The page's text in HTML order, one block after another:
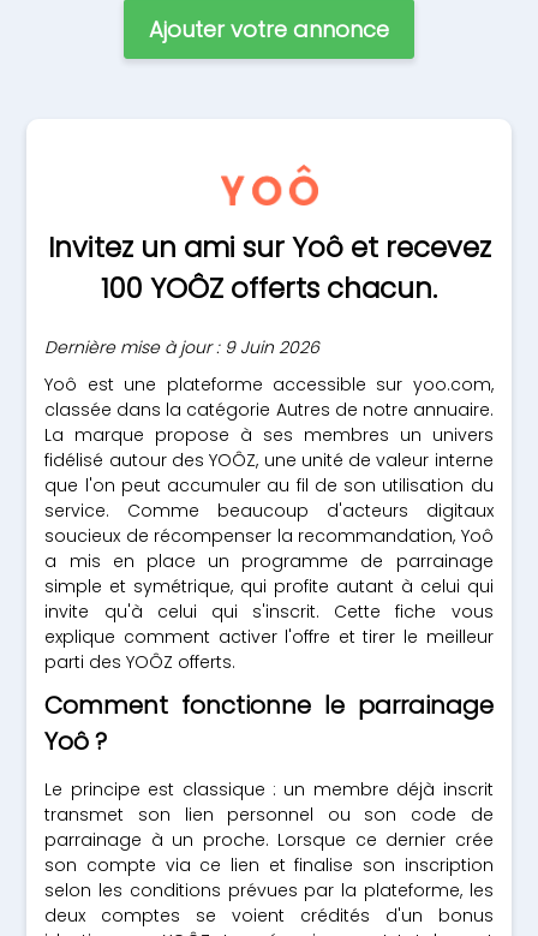
Ajouter votre annonce
Invitez un ami sur Yoô et recevez
100 YOÔZ offerts chacun.
Dernière mise à jour : 9 Juin 2026
Yoô est une plateforme accessible sur yoo.com,
classée dans la catégorie Autres de notre annuaire.
La marque propose à ses membres un univers
fidélisé autour des YOÔZ, une unité de valeur interne
que l'on peut accumuler au fil de son utilisation du
service. Comme beaucoup d'acteurs digitaux
soucieux de récompenser la recommandation, Yoô
a mis en place un programme de parrainage
simple et symétrique, qui profite autant à celui qui
invite qu'à celui qui s'inscrit. Cette fiche vous
explique comment activer l'offre et tirer le meilleur
parti des YOÔZ offerts.
Comment fonctionne le parrainage
Yoô ?
Le principe est classique : un membre déjà inscrit
transmet son lien personnel ou son code de
parrainage à un proche. Lorsque ce dernier crée
son compte via ce lien et finalise son inscription
selon les conditions prévues par la plateforme, les
deux comptes se voient crédités d'un bonus